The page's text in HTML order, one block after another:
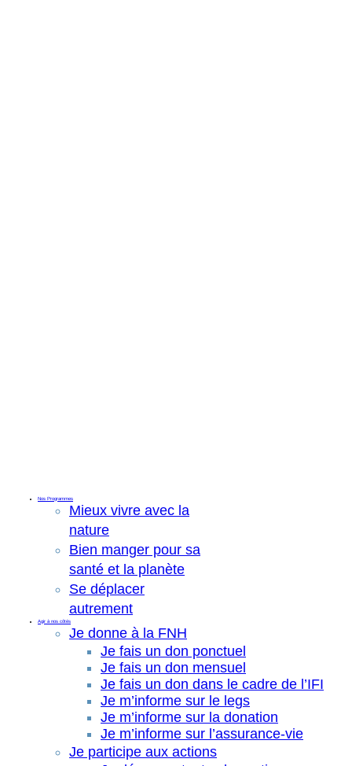
Nos Programmes
Mieux vivre avec la
nature
Bien manger pour sa
santé et la planète
Se déplacer
autrement
Agir à nos côtés
Je donne à la FNH
Je fais un don ponctuel
Je fais un don mensuel
Je fais un don dans le cadre de l’IFI
Je m’informe sur le legs
Je m’informe sur la donation
Je m’informe sur l’assurance-vie
Je participe aux actions